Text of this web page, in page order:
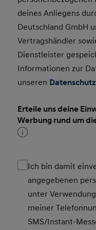
deines Anliegens
Deutschland GmbH
Vertragshändler
Dienstleister
Informationen zur
unseren
Erteile uns deine
Werbung rund um
Ich bin damit
angegebenen
unter
meiner
SMS/Instant-